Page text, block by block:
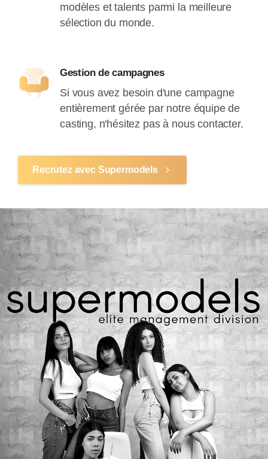
modèles et talents parmi la meilleure
sélection du monde.
Gestion de campagnes
Si vous avez besoin d'une campagne
entièrement gérée par notre équipe de
casting, n'hésitez pas à nous contacter.
Recrutez avec Supermodels